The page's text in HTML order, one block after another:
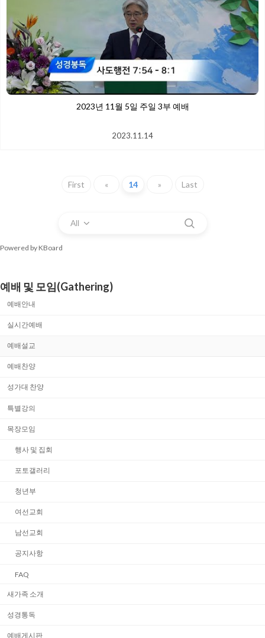
2023년 11월 5일 주일 3부 예배
2023.11.14
First « 14 » Last
All
Powered by KBoard
예배 및 모임(Gathering)
예배안내
실시간예배
예배설교
예배찬양
성가대 찬양
특별강의
목장모임
행사 및 집회
포토갤러리
청년부
여선교회
남선교회
공지사항
FAQ
새가족 소개
성경통독
예배게시판